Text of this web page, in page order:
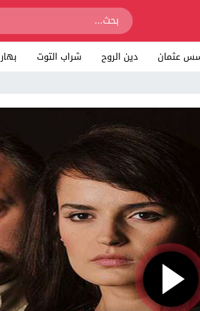
عثمان دين الروح شراب التوت بهار